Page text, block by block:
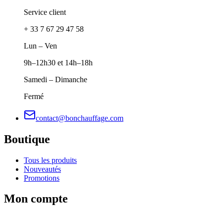
Service client
+ 33 7 67 29 47 58
Lun – Ven
9h–12h30 et 14h–18h
Samedi – Dimanche
Fermé
contact@bonchauffage.com
Boutique
Tous les produits
Nouveautés
Promotions
Mon compte